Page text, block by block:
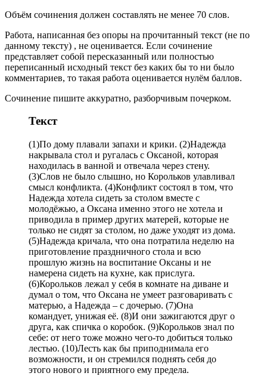
Объём сочинения должен составлять не менее 70 слов.
Работа, написанная без опоры на прочитанный текст (не по
данному тексту) , не оценивается. Если сочинение
представляет собой пересказанный или полностью
переписанный исходный текст без каких бы то ни было
комментариев, то такая работа оценивается нулём баллов.
Сочинение пишите аккуратно, разборчивым почерком.
Текст
(1)По дому плавали запахи и крики. (2)Надежда
накрывала стол и ругалась с Оксаной, которая
находилась в ванной и отвечала через стену.
(3)Слов не было слышно, но Корольков улавливал
смысл конфликта. (4)Конфликт состоял в том, что
Надежда хотела сидеть за столом вместе с
молодёжью, а Оксана именно этого не хотела и
приводила в пример других матерей, которые не
только не сидят за столом, но даже уходят из дома.
(5)Надежда кричала, что она потратила неделю на
приготовление праздничного стола и всю
прошлую жизнь на воспитание Оксаны и не
намерена сидеть на кухне, как прислуга.
(6)Корольков лежал у себя в комнате на диване и
думал о том, что Оксана не умеет разговаривать с
матерью, а Надежда – с дочерью. (7)Она
командует, унижая её. (8)И они зажигаются друг о
друга, как спичка о коробок. (9)Корольков знал по
себе: от него тоже можно чего-то добиться только
лестью. (10)Лесть как бы приподнимала его
возможности, и он стремился поднять себя до
этого нового и приятного ему предела.